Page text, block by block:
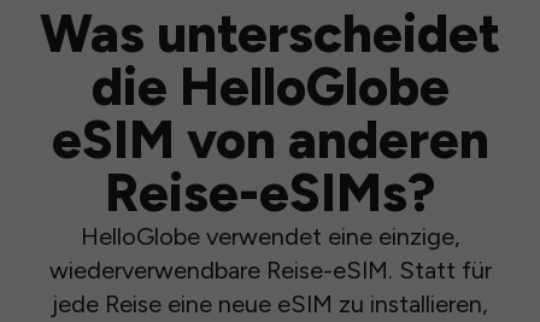
Was unterscheidet
die HelloGlobe
eSIM von anderen
Reise-eSIMs?
HelloGlobe verwendet eine einzige,
wiederverwendbare Reise-eSIM. Statt für
jede Reise eine neue eSIM zu installieren,